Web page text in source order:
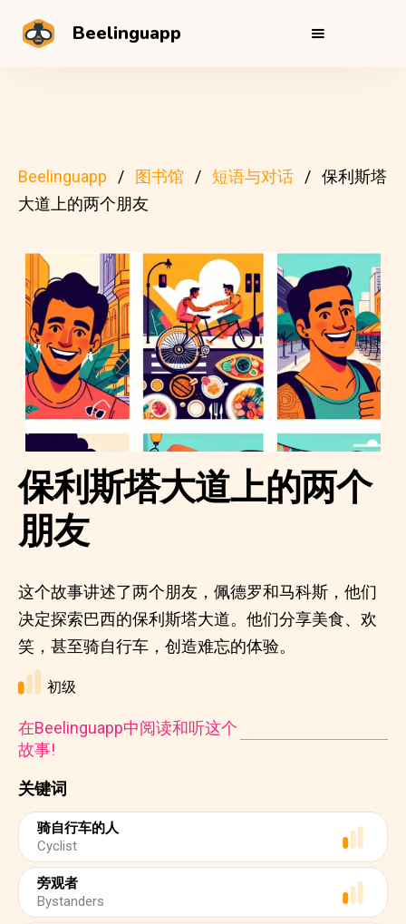
Beelinguapp
Beelinguapp 图书馆 短语与对话
保利斯塔
大道上的两个朋友
关键词
骑自行车的人
Cyclist
旁观者
Bystanders
保利斯塔大道上的两个
朋友
这个故事讲述了两个朋友，佩德罗和马科斯，他们
决定探索巴西的保利斯塔大道。他们分享美食、欢
笑，甚至骑自行车，创造难忘的体验。
初级
在Beelinguapp中阅读和听这个
故事!